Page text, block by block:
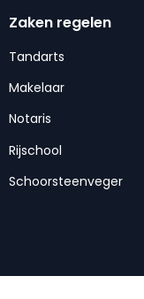
Zaken regelen
Tandarts
Makelaar
Notaris
Rijschool
Schoorsteenveger